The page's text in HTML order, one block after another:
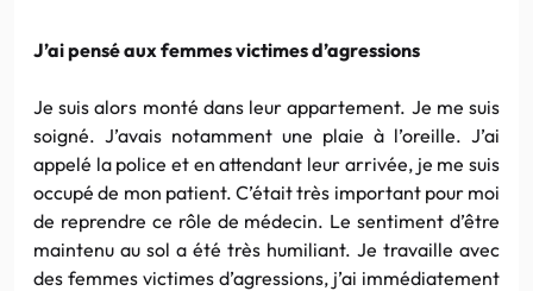
J’ai pensé aux femmes victimes d’agressions
Je suis alors monté dans leur appartement. Je me suis
soigné. J’avais notamment une plaie à l’oreille. J’ai
appelé la police et en attendant leur arrivée, je me suis
occupé de mon patient. C’était très important pour moi
de reprendre ce rôle de médecin. Le sentiment d’être
maintenu au sol a été très humiliant. Je travaille avec
des femmes victimes d’agressions, j’ai immédiatement